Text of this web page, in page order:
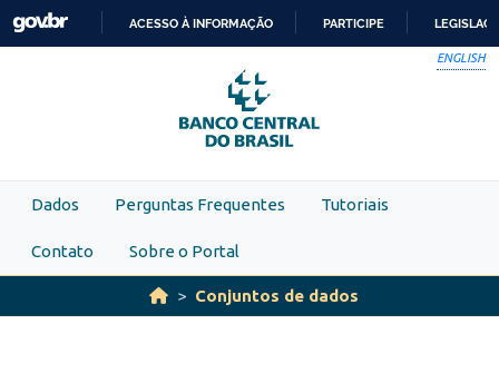
Skip to main content
PARA
O
CONTEÚDO
ACESSO À INFORMAÇÃO PARTICIPE
ENGLISH
Dados Perguntas Frequentes Tutoriais
Contato Sobre o Portal
Conjuntos de dados